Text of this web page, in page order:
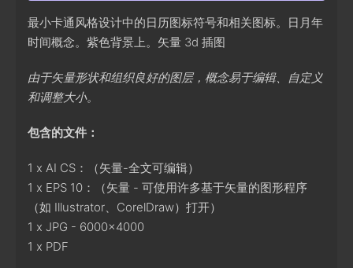
最小卡通风格设计中的日历图标符号和相关图标。日月年
时间概念。紫色背景上。矢量 3d 插图
由于矢量形状和组织良好的图层，概念易于编辑、自定义
和调整大小。
包含的文件：
1 x AI CS：（矢量-全文可编辑）
1 x EPS 10：（矢量 - 可使用许多基于矢量的图形程序
（如 Illustrator、CorelDraw）打开）
1 x JPG - 6000x4000
1 x PDF